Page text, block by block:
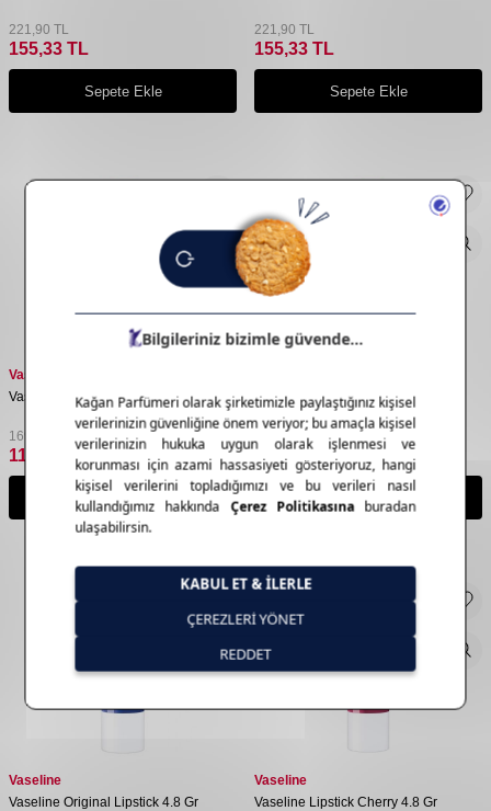
221,90 TL
155,33 TL
Sepete Ekle
221,90 TL
155,33 TL
Sepete Ekle
Vaseline
Vaseline Rosy Lipstick 4.8 Gr
169,95
118,97 TL
Sepete Ekle
Vaseline Aloe Vera Lipstick 4.8 Gr
169,95 TL
118,97TL
Sepete Ekle
Vaseline
Vaseline Original Lipstick 4.8 Gr
Vaseline
Vaseline Lipstick Cherry 4.8 Gr